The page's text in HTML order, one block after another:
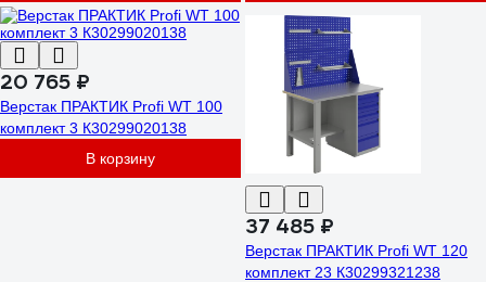
20 765 ₽
Верстак ПРАКТИК Profi WT 100
комплект 3 К30299020138
В корзину
37 485 ₽
Верстак ПРАКТИК Profi WT 120
комплект 23 К30299321238